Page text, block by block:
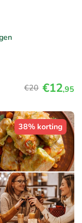
€20 €12,95
38% korting